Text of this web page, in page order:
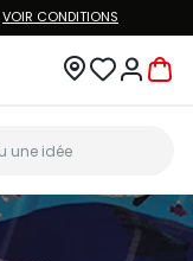
VOIR CONDITIONS